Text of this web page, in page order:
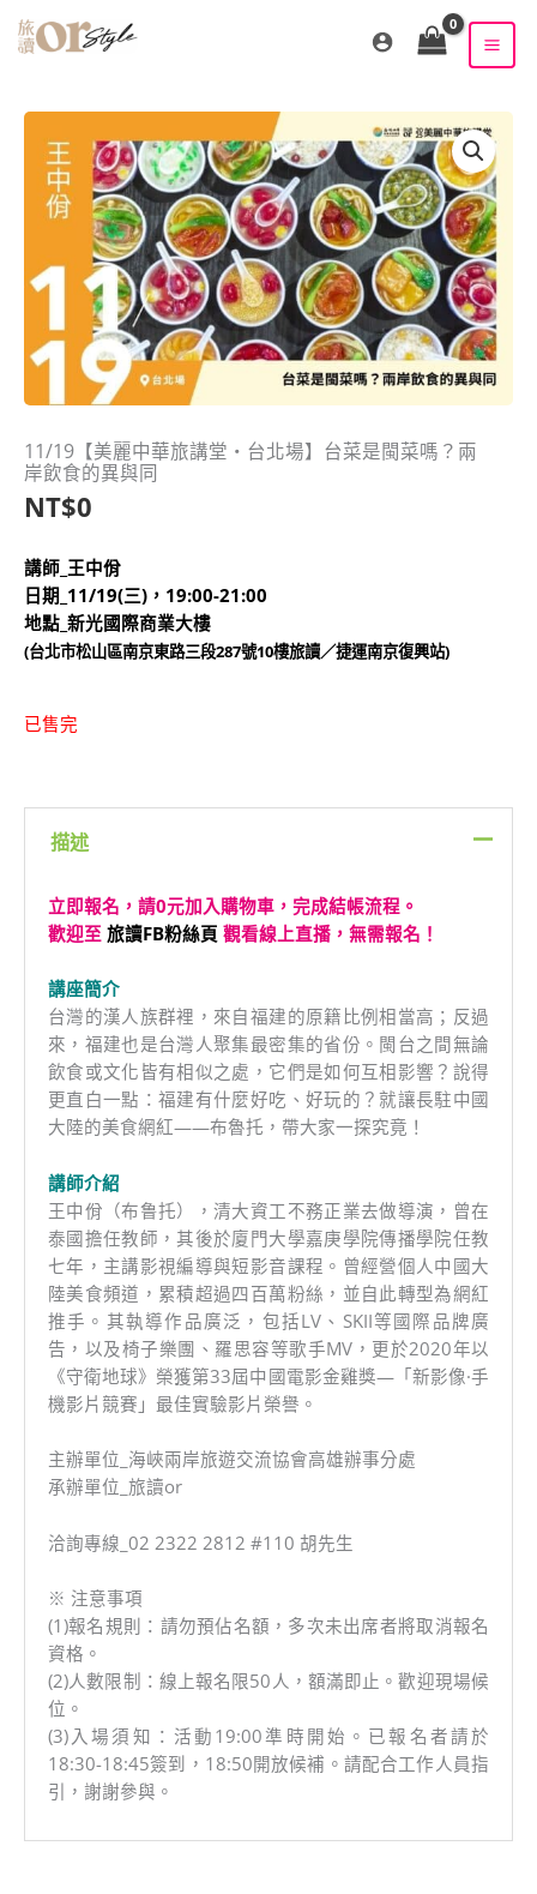
11/19【美麗中華旅講堂‧台北場】台菜是閩菜嗎？兩
岸飲食的異與同
NT$0
講師_王中佾
日期_11/19(三)，19:00-21:00
地點_新光國際商業大樓
(台北市松山區南京東路三段287號10樓旅讀／捷運南京復興站)
已售完
描述
立即報名，請0元加入購物車，完成結帳流程。
歡迎至 旅讀FB粉絲頁 觀看線上直播，無需報名！
講座簡介
台灣的漢人族群裡，來自福建的原籍比例相當高；反過
來，福建也是台灣人聚集最密集的省份。閩台之間無論
飲食或文化皆有相似之處，它們是如何互相影響？說得
更直白一點：福建有什麼好吃、好玩的？就讓長駐中國
大陸的美食網紅——布魯托，帶大家一探究竟！
講師介紹
王中佾（布鲁托），清大資工不務正業去做導演，曾在
泰國擔任教師，其後於廈門大學嘉庚學院傳播學院任教
七年，主講影視編導與短影音課程。曾經營個人中國大
陸美食頻道，累積超過四百萬粉絲，並自此轉型為網紅
推手。其執導作品廣泛，包括LV、SKII等國際品牌廣
告，以及椅子樂團、羅思容等歌手MV，更於2020年以
《守衛地球》榮獲第33屆中國電影金雞獎—「新影像·手
機影片競賽」最佳實驗影片榮譽。
主辦單位_海峽兩岸旅遊交流協會高雄辦事分處
承辦單位_旅讀or
洽詢專線_02 2322 2812 #110 胡先生
※ 注意事項
(1)報名規則：請勿預佔名額，多次未出席者將取消報名
資格。
(2)人數限制：線上報名限50人，額滿即止。歡迎現場候
位。
(3)入場須知：活動19:00準時開始。已報名者請於
18:30-18:45簽到，18:50開放候補。請配合工作人員指
引，謝謝參與。